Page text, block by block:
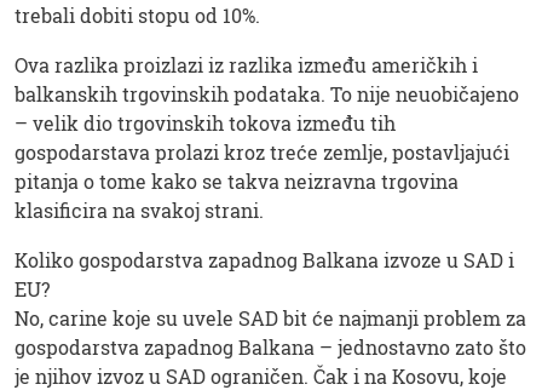
trebali dobiti stopu od 10%.
Ova razlika proizlazi iz razlika između američkih i
balkanskih trgovinskih podataka. To nije neuobičajeno
– velik dio trgovinskih tokova između tih
gospodarstava prolazi kroz treće zemlje, postavljajući
pitanja o tome kako se takva neizravna trgovina
klasificira na svakoj strani.
Koliko gospodarstva zapadnog Balkana izvoze u SAD i
EU?
No, carine koje su uvele SAD bit će najmanji problem za
gospodarstva zapadnog Balkana – jednostavno zato što
je njihov izvoz u SAD ograničen. Čak i na Kosovu, koje